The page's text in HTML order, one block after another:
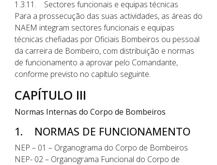
1.3.11. Sectores funcionais e equipas técnicas
Para a prossecução das suas actividades, as áreas do
NAEM integram sectores funcionais e equipas
técnicas chefiadas por Oficiais Bombeiros ou pessoal
da carreira de Bombeiro, com distribuição e normas
de funcionamento a aprovar pelo Comandante,
conforme previsto no capítulo seguinte.
CAPÍTULO III
Normas Internas do Corpo de Bombeiros
1. NORMAS DE FUNCIONAMENTO
NEP – 01 – Organograma do Corpo de Bombeiros
NEP- 02 – Organograma Funcional do Corpo de